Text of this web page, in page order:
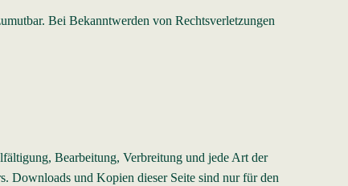
Bei Bekanntwerden von Rechtsverletzungen
Bearbeitung, Verbreitung und jede Art der
Downloads und Kopien dieser Seite sind nur für den